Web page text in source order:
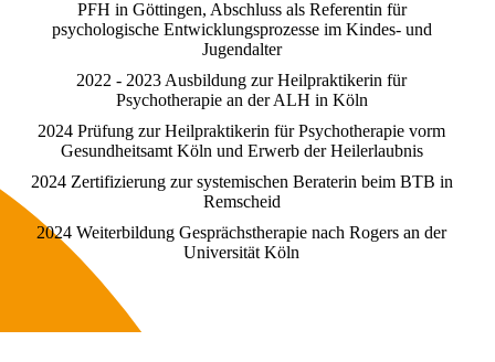
PFH in Göttingen, Abschluss als Referentin für
psychologische Entwicklungsprozesse im Kindes- und
Jugendalter
2022 - 2023 Ausbildung zur Heilpraktikerin für
Psychotherapie an der ALH in Köln
2024 Prüfung zur Heilpraktikerin für Psychotherapie vorm
Gesundheitsamt Köln und Erwerb der Heilerlaubnis
2024 Zertifizierung zur systemischen Beraterin beim BTB in
Remscheid
2024 Weiterbildung Gesprächstherapie nach Rogers an der
Universität Köln